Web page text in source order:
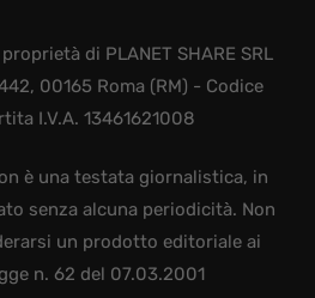
di PLANET SHARE SRL
00165 Roma (RM) - Codice
I.V.A. 13461621008
è una testata giornalistica, in
senza alcuna periodicità. Non
un prodotto editoriale ai
n. 62 del 07.03.2001